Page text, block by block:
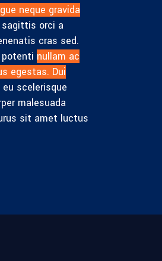
neque gravida
orci a
cras sed.
nullam ac
egestas. Dui
scelerisque
malesuada
sit amet luctus